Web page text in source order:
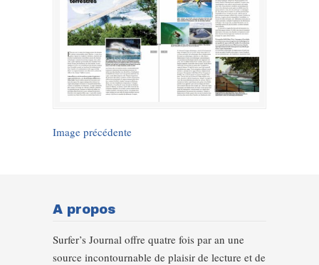
Image précédente
A propos
Surfer’s Journal offre quatre fois par an une
source incontournable de plaisir de lecture et de